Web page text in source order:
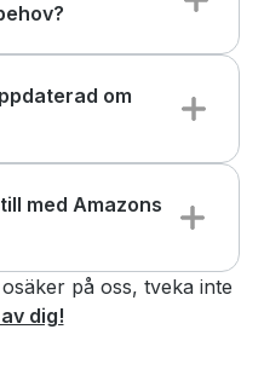
om
med Amazons
på oss, tveka inte
dig!